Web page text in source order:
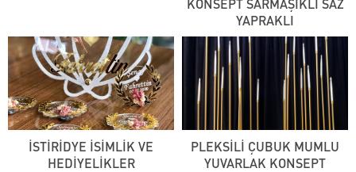
KONSEPT SARMAŞIKLI SAZ
YAPRAKLI
İSTİRİDYE İSİMLİK VE
HEDİYELİKLER
PLEKSİLİ ÇUBUK MUMLU
YUVARLAK KONSEPT